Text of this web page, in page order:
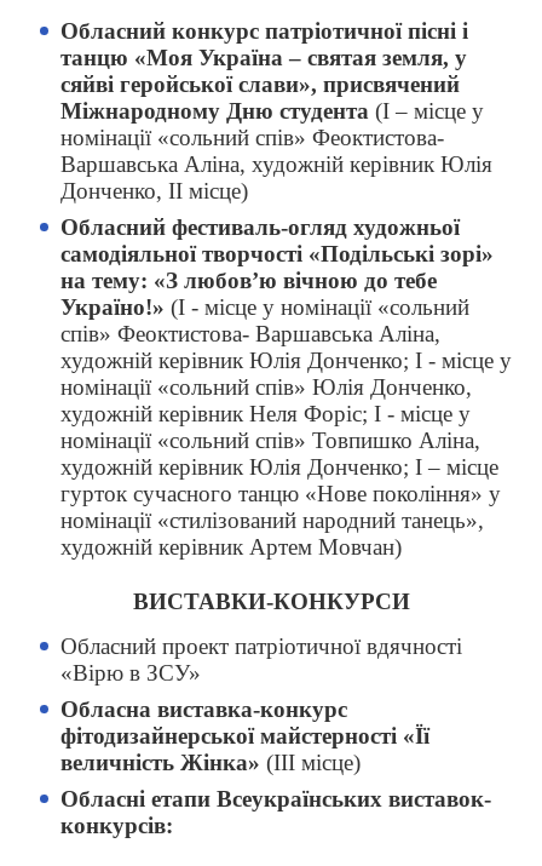
Обласний конкурс патріотичної пісні і
танцю «Моя Україна – святая земля, у
сяйві геройської слави», присвячений
Міжнародному Дню студента (І – місце у
номінації «сольний спів» Феоктистова-
Варшавська Аліна, художній керівник Юлія
Донченко, ІІ місце)
Обласний фестиваль-огляд художньої
самодіяльної творчості «Подільські зорі»
на тему: «З любов’ю вічною до тебе
Україно!» (І - місце у номінації «сольний
спів» Феоктистова- Варшавська Аліна,
художній керівник Юлія Донченко; І - місце у
номінації «сольний спів» Юлія Донченко,
художній керівник Неля Форіс; І - місце у
номінації «сольний спів» Товпишко Аліна,
художній керівник Юлія Донченко; І – місце
гурток сучасного танцю «Нове покоління» у
номінації «стилізований народний танець»,
художній керівник Артем Мовчан)
ВИСТАВКИ-КОНКУРСИ
Обласний проект патріотичної вдячності
«Вірю в ЗСУ»
Обласна виставка-конкурс
фітодизайнерської майстерності «Її
величність Жінка» (ІІІ місце)
Обласні етапи Всеукраїнських виставок-
конкурсів: